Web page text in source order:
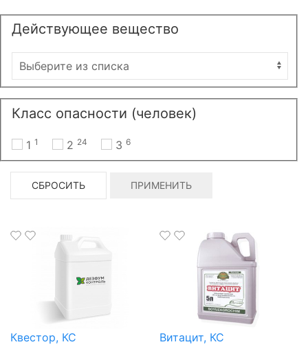
Действующее вещество
Класс опасности (человек)
1 1 2 24 3 6
СБРОСИТЬ ПРИМЕНИТЬ
Квестор, КС Витацит, КС